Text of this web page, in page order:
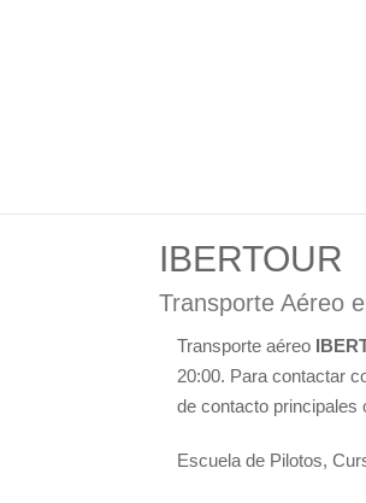
IBERTOUR
Transporte Aéreo
Transporte aéreo
20:00. Para contactar
de contacto principales
Escuela de Pilotos,